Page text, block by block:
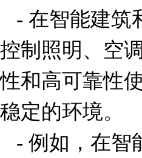
控制照明、空
性和高可靠性
稳定的环境。